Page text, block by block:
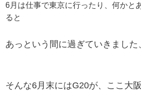
6月は仕事で東京に行ったり、何かと
ると
あっという間に過ぎていきました
そんな6月末にはG20が、ここ大